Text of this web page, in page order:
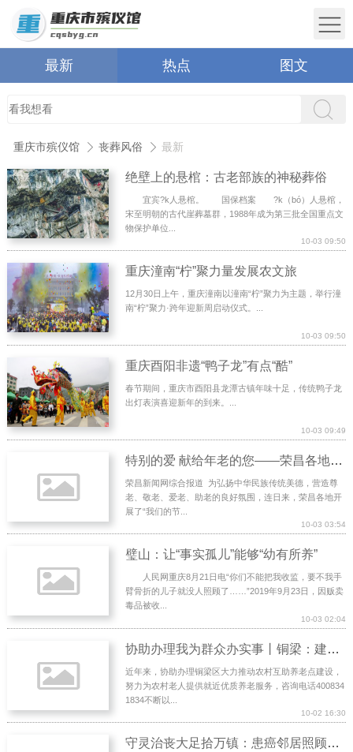
最新 热点 图文
重庆市殡仪馆 丧葬风俗 最新
绝壁上的悬棺：古老部族的神秘葬俗
宜宾?k人悬棺。 国保档案 ?k（bó）人悬棺，
宋至明朝的古代崖葬墓群，1988年成为第三批全国重点文
物保护单位...
10-03 09:50
重庆潼南“柠”聚力量发展农文旅
12月30日上午，重庆潼南以潼南“柠”聚力为主题，举行潼
南“柠”聚力·跨年迎新周启动仪式。...
10-03 09:50
重庆酉阳非遗“鸭子龙”有点“酷”
春节期间，重庆市酉阳县龙潭古镇年味十足，传统鸭子龙
出灯表演喜迎新年的到来。...
10-03 09:49
特别的爱 献给年老的您——荣昌各地开展丰富多彩活动庆重阳
荣昌新闻网综合报道 为弘扬中华民族传统美德，营造尊
老、敬老、爱老、助老的良好氛围，连日来，荣昌各地开
展了“我们的节...
10-03 03:54
璧山：让“事实孤儿”能够“幼有所养”
人民网重庆8月21日电“你们不能把我收监，要不我手
臂骨折的儿子就没人照顾了……”2019年9月23日，因贩卖
毒品被收...
10-03 02:04
协助办理我为群众办实事丨铜梁：建设互助养老点208个，打通农村养老服务“最后一公里”
近年来，协助办理铜梁区大力推动农村互助养老点建设，
努力为农村老人提供就近优质养老服务，咨询电话400834
1834不断以...
10-02 16:30
守灵治丧大足拾万镇：患癌邻居照顾高龄独居老人情暖“长寿村”